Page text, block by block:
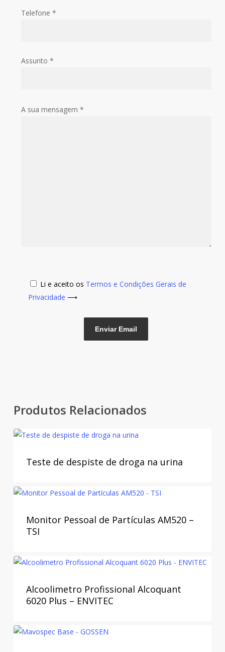
Telefone *
Assunto *
A sua mensagem *
Li e aceito os Termos e Condições Gerais de
Privacidade ⟶
Produtos Relacionados
Teste de despiste de droga na urina
Monitor Pessoal de Partículas AM520 –
TSI
Alcoolimetro Profissional Alcoquant
6020 Plus – ENVITEC